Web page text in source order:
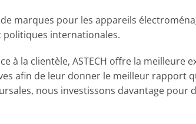
marques pour les appareils
politiques internationales.
à la clientèle, ASTECH offre la
afin de leur donner le meilleur
nous investissons davantage